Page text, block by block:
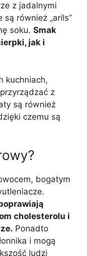
z jadalnymi
również „arils”
soku. Smak
jak i
kuchniach,
z
są również
czemu są
bogatym
cholesterolu i
Ponadto
i mogą
ludzi